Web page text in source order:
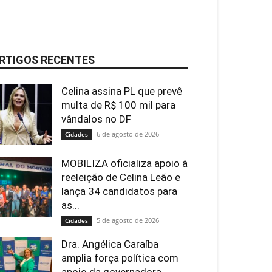
RECENTES
Celina assina PL que prevê
multa de R$ 100 mil para
vândalos no DF
Cidades 6 de agosto de 2026
MOBILIZA oficializa apoio à
reeleição de Celina Leão e
lança 34 candidatos para
as...
Cidades 5 de agosto de 2026
Dra. Angélica Caraíba
amplia força política com